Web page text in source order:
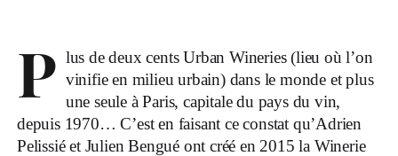
P lus de deux cents Urban Wineries (lieu où l’on
vinifie en milieu urbain) dans le monde et plus
une seule à Paris, capitale du pays du vin,
depuis 1970… C’est en faisant ce constat qu’Adrien
Pelissié et Julien Bengué ont créé en 2015 la Winerie